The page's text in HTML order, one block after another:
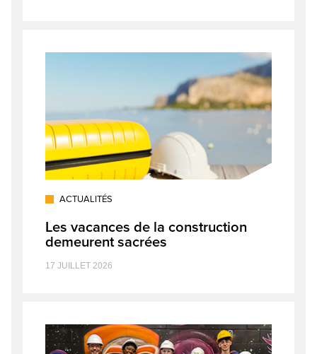
ACTUALITÉS
Les vacances de la construction
demeurent sacrées
17 JUILLET 2026